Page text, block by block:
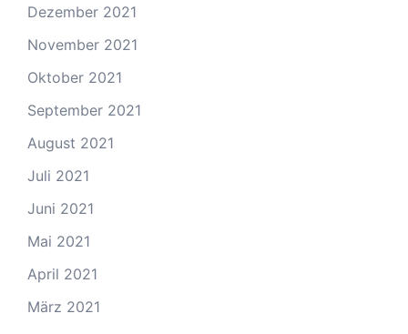
Dezember 2021
November 2021
Oktober 2021
September 2021
August 2021
Juli 2021
Juni 2021
Mai 2021
April 2021
März 2021